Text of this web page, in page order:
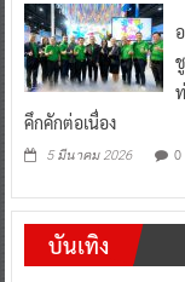
คึกคักต่อเนื่อง
5 มีนาคม 2026 0
บันเทิง